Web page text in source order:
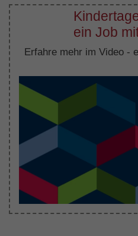
ein Job
Erfahre mehr im Video -